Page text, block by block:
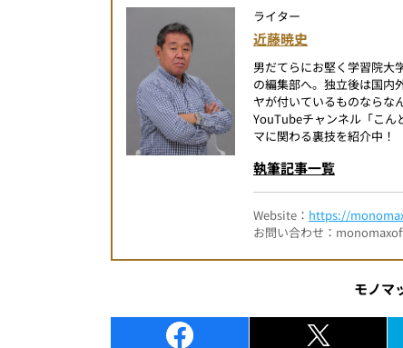
ライター
近藤暁史
男だてらにお堅く学習院大
の編集部へ。独立後は国内
ヤが付いているものならな
YouTubeチャンネル「こん
マに関わる裏技を紹介中！
執筆記事一覧
Website： https://
お問い合わせ：
モノマ